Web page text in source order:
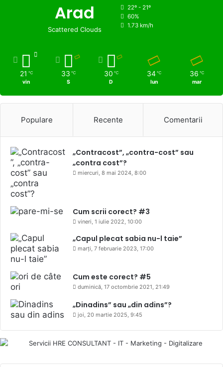
Arad
Scattered Clouds
22º - 21º
60%
1.73 km/h
21 ℃
vin
33 ℃
S
30 ℃
D
34 ℃
lun
36 ℃
mar
Populare Recente Comentarii
„Contracost”, „contra-cost” sau
„contra cost”?
miercuri, 8 mai 2024, 8:00
Cum scrii corect? #3
vineri, 1 iulie 2022, 10:00
„Capul plecat sabia nu-l taie”
marți, 7 februarie 2023, 17:00
Cum este corect? #5
duminică, 17 octombrie 2021, 21:49
„Dinadins” sau „din adins”?
joi, 20 martie 2025, 9:45